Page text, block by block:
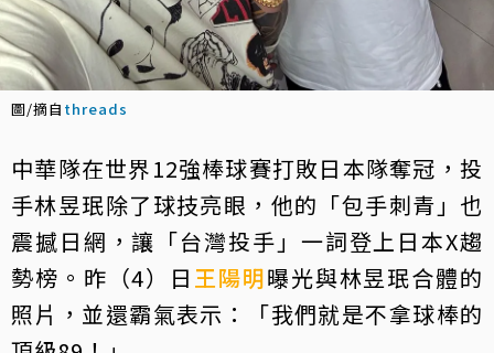
圖/摘自 threads
中華隊在世界12強棒球賽打敗日本隊奪冠，投
手林昱珉除了球技亮眼，他的「包手刺青」也
震撼日網，讓「台灣投手」一詞登上日本X趨
勢榜。昨（4）日 王陽明曝光與林昱珉合體的
照片，並還霸氣表示：「我們就是不拿球棒的